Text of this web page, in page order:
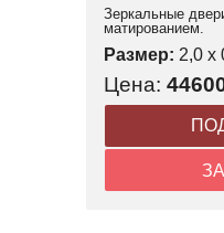
Зеркальные
матированием.
Размер: 2,0 x
Цена: